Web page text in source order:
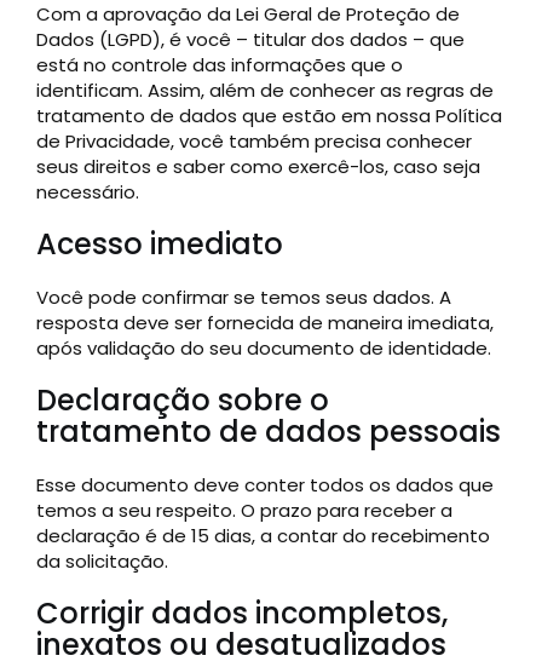
Com a aprovação da Lei Geral de Proteção de
Dados (LGPD), é você – titular dos dados – que
está no controle das informações que o
identificam. Assim, além de conhecer as regras de
tratamento de dados que estão em nossa Política
de Privacidade, você também precisa conhecer
seus direitos e saber como exercê-los, caso seja
necessário.
Acesso imediato
Você pode confirmar se temos seus dados. A
resposta deve ser fornecida de maneira imediata,
após validação do seu documento de identidade.
Declaração sobre o
tratamento de dados pessoais
Esse documento deve conter todos os dados que
temos a seu respeito. O prazo para receber a
declaração é de 15 dias, a contar do recebimento
da solicitação.
Corrigir dados incompletos,
inexatos ou desatualizados